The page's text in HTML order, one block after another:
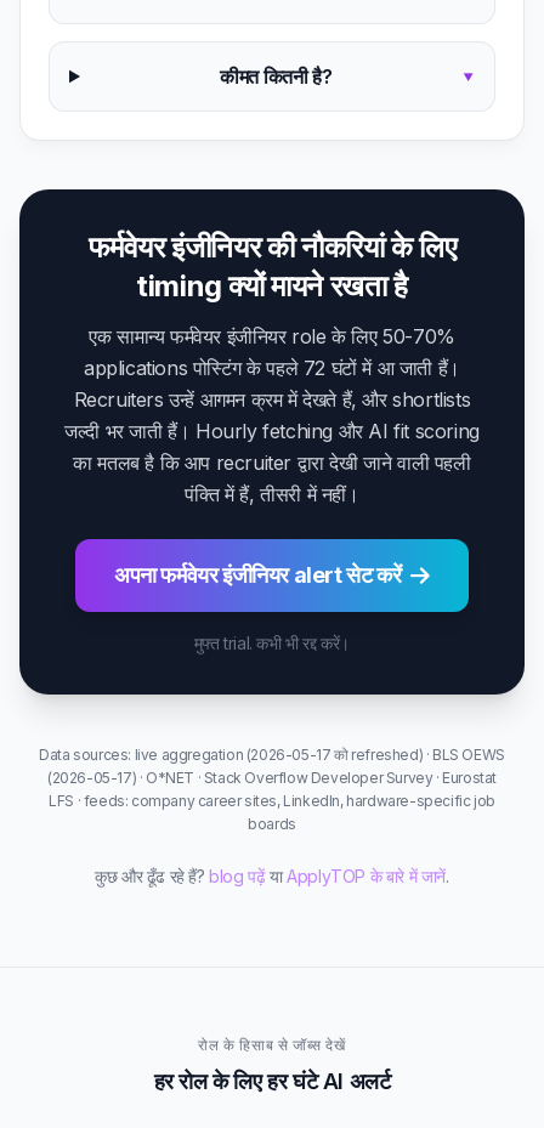
कीमत कितनी है? ▾
फर्मवेयर इंजीनियर की नौकरियां के लिए
timing क्यों मायने रखता है
एक सामान्य फर्मवेयर इंजीनियर role के लिए 50-70%
applications पोस्टिंग के पहले 72 घंटों में आ जाती हैं।
Recruiters उन्हें आगमन क्रम में देखते हैं, और shortlists
जल्दी भर जाती हैं। Hourly fetching और AI fit scoring
का मतलब है कि आप recruiter द्वारा देखी जाने वाली पहली
पंक्ति में हैं, तीसरी में नहीं।
अपना फर्मवेयर इंजीनियर alert सेट करें
मुफ्त trial. कभी भी रद्द करें।
Data sources: live aggregation (2026-05-17 को refreshed) · BLS OEWS
(2026-05-17) · O*NET · Stack Overflow Developer Survey · Eurostat
LFS · feeds: company career sites, LinkedIn, hardware-specific job
boards
कुछ और ढूँढ रहे हैं?blog पढ़ेंयाApplyTOP के बारे में जानें.
रोल के हिसाब से जॉब्स देखें
हर रोल के लिए हर घंटे AI अलर्ट